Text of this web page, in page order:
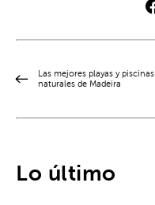
Las mejores playas y piscinas
naturales de Madeira
Lo último